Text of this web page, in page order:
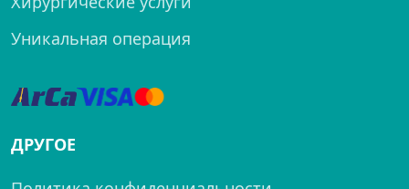
Уникальная операция
ДРУГОЕ